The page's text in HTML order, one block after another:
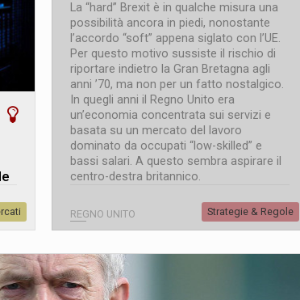
La “hard” Brexit è in qualche misura una
possibilità ancora in piedi, nonostante
l’accordo “soft” appena siglato con l’UE.
Per questo motivo sussiste il rischio di
riportare indietro la Gran Bretagna agli
anni ’70, ma non per un fatto nostalgico.
In quegli anni il Regno Unito era
un’economia concentrata sui servizi e
basata su un mercato del lavoro
dominato da occupati “low-skilled” e
bassi salari. A questo sembra aspirare il
centro-destra britannico.
REGNO UNITO Strategie & Regole